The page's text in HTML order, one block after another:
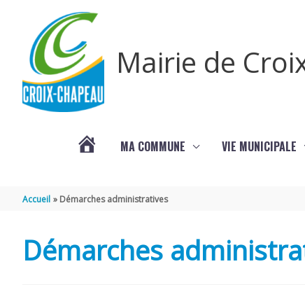
Mairie de
MA COMMUNE VIE MUNICIPALE
Accueil Démarches administratives
Démarches